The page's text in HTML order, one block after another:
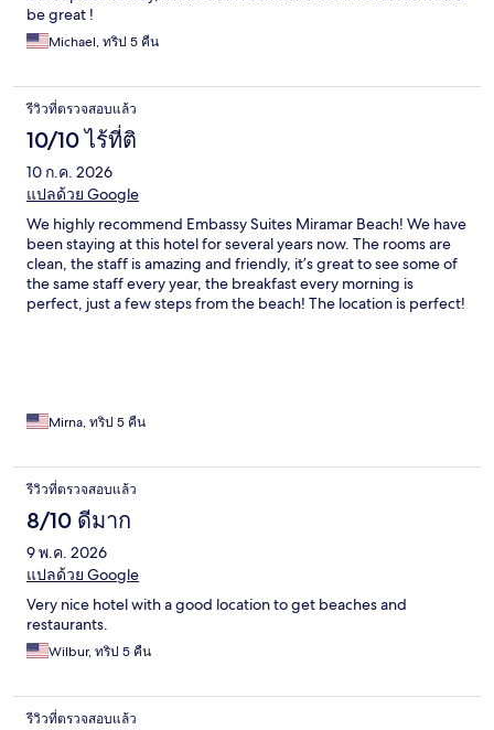
be great !
Michael, ทริป 5 คืน
รีวิวที่ตรวจสอบแล้ว
10/10 ไร้ที่ติ
10 ก.ค. 2026
แปลด้วย Google
We highly recommend Embassy Suites Miramar Beach! We have
been staying at this hotel for several years now. The rooms are
clean, the staff is amazing and friendly, it’s great to see some of
the same staff every year, the breakfast every morning is
perfect, just a few steps from the beach! The location is perfect!
Mirna, ทริป 5 คืน
รีวิวที่ตรวจสอบแล้ว
8/10 ดีมาก
9 พ.ค. 2026
แปลด้วย Google
Very nice hotel with a good location to get beaches and
restaurants.
Wilbur, ทริป 5 คืน
รีวิวที่ตรวจสอบแล้ว